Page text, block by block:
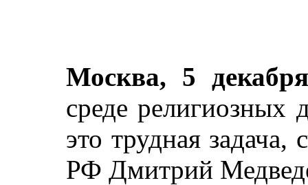
Москва, 5
среде религиозных
это трудная
РФ Дмитрий